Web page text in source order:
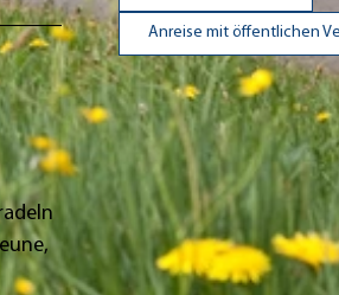
Anreise mit öffentlichen